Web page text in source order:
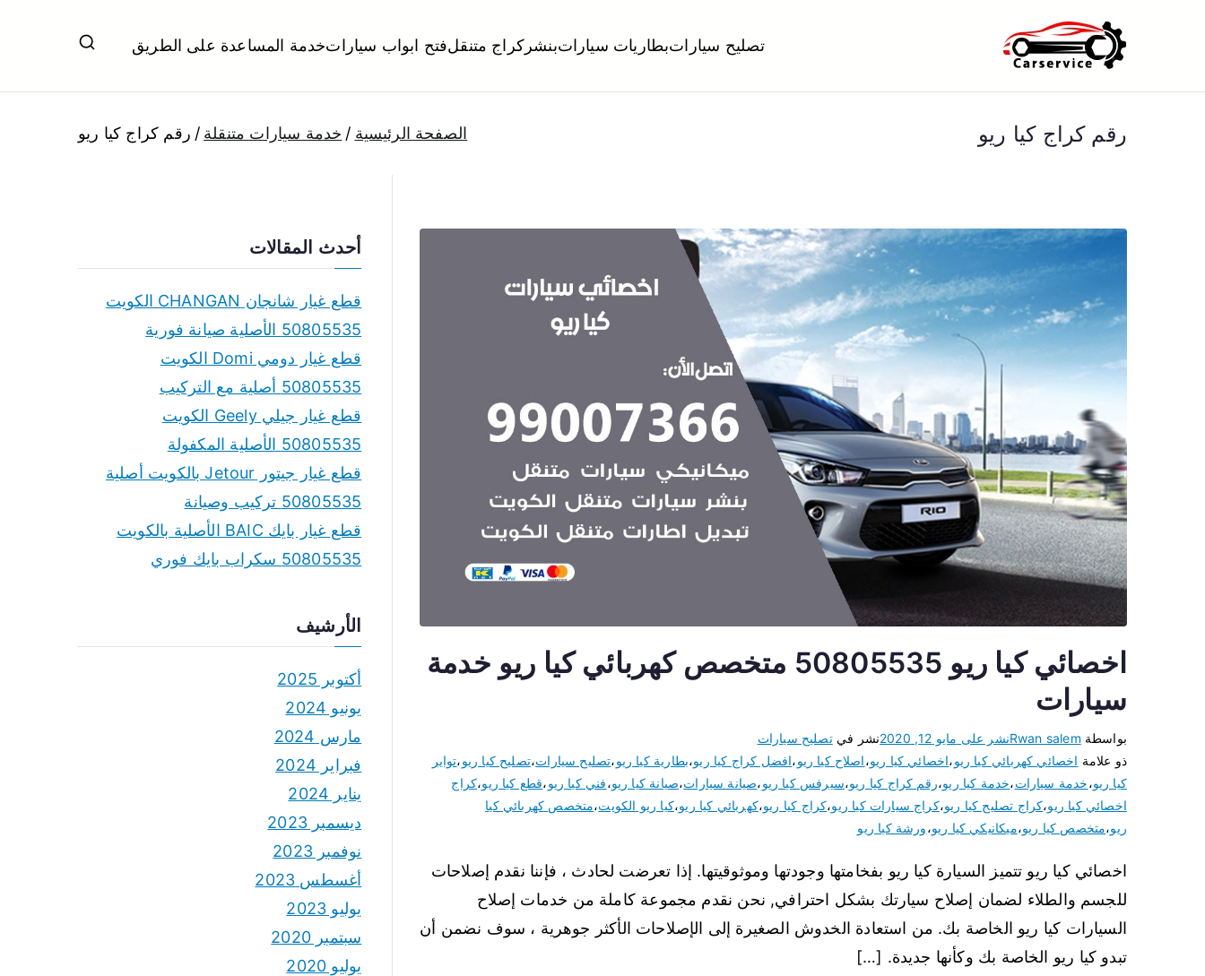
بنشر متنقل الكويت
بنشر متنقل الكويت كهرباء وبنشر تبديل تواير تواير اطارات عجلات تصليح وصيانة سيارات امام المنزل تبديل بطاريات بارخص الاسعار
تصليح سياراتبطاريات سياراتبنشر كراج متنقلفتح ابواب سياراتخدمة المساعدة على الطريق
رقم كراج كيا ريو الصفحة الرئيسية خدمة سيارات متنقلة رقم كراج كيا ريو
اخصائي كيا ريو 50805535 متخصص كهربائي كيا ريو خدمة
سيارات
بواسطة Rwan salemنشر على مايو 12, 2020 نشر فيتصليح سيارات
ذو علامة اخصائي كهربائي كيا ريو،اخصائي كيا ريو،اصلاح كيا ريو،افضل كراج كيا ريو،بطارية كيا ريو،تصليح سيارات،تصليح كيا ريو،تواير
كيا ريو،خدمة سيارات،خدمة كيا ريو،رقم كراج كيا ريو،سيرفس كيا ريو،صيانة سيارات،صيانة كيا ريو،فني كيا ريو،قطع كيا ريو،كراج
اخصائي كيا ريو،كراج تصليح كيا ريو،كراج سيارات كيا ريو،كراج كيا ريو،كهربائي كيا ريو،كيا ريو الكويت،متخصص كهربائي كيا
ريو،متخصص كيا ريو،ميكانيكي كيا ريو،ورشة كيا ريو
اخصائي كيا ريو تتميز السيارة كيا ريو بفخامتها وجودتها وموثوقيتها. إذا تعرضت لحادث ، فإننا نقدم إصلاحات
للجسم والطلاء لضمان إصلاح سيارتك بشكل احترافي, نحن نقدم مجموعة كاملة من خدمات إصلاح
السيارات كيا ريو الخاصة بك. من استعادة الخدوش الصغيرة إلى الإصلاحات الأكثر جوهرية ، سوف نضمن أن
تبدو كيا ريو الخاصة بك وكأنها جديدة. […]
أحدث المقالات
قطع غيار شانجان CHANGAN الكويت
50805535 الأصلية صيانة فورية
قطع غيار دومي Domi الكويت
50805535 أصلية مع التركيب
قطع غيار جيلي Geely الكويت
50805535 الأصلية المكفولة
قطع غيار جيتور Jetour بالكويت أصلية
50805535 تركيب وصيانة
قطع غيار بايك BAIC الأصلية بالكويت
50805535 سكراب بايك فوري
الأرشيف
أكتوبر 2025
يونيو 2024
مارس 2024
فبراير 2024
يناير 2024
ديسمبر 2023
نوفمبر 2023
أغسطس 2023
يوليو 2023
سبتمبر 2020
يوليو 2020